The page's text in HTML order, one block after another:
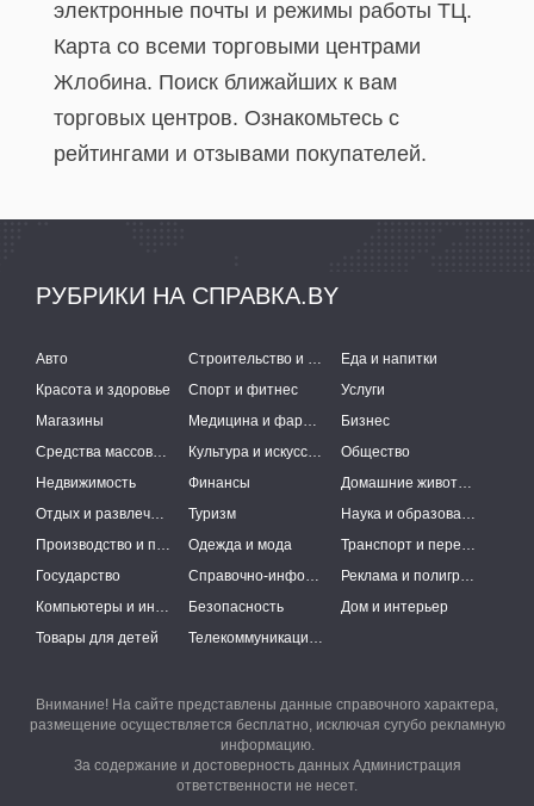
электронные почты и режимы работы ТЦ.
Карта со всеми торговыми центрами
Жлобина. Поиск ближайших к вам
торговых центров. Ознакомьтесь с
рейтингами и отзывами покупателей.
РУБРИКИ НА СПРАВКА.BY
Авто Строительство и ремонт
Еда и напитки
Красота и здоровье
Спорт и фитнес
Услуги
Магазины
Медицина и фармацевтика
Бизнес
Средства массовой информации
Культура и искусство
Общество
Недвижимость
Финансы
Домашние животные
Отдых и развлечения
Туризм
Наука и образование
Производство и поставки
Одежда и мода
Транспорт и перевозки
Государство
Справочно-информационные системы
Реклама и полиграфия
Компьютеры и интернет
Безопасность
Дом и интерьер
Товары для детей
Телекоммуникации и связь
Внимание! На сайте представлены данные справочного характера,
размещение осуществляется бесплатно, исключая сугубо рекламную
информацию.
За содержание и достоверность данных Администрация
ответственности не несет.